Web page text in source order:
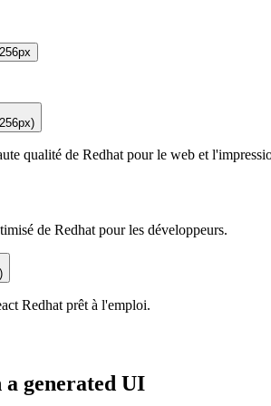
256px
256px)
qualité de Redhat pour le web et
de Redhat pour les développeurs.
Redhat prêt à l'emploi.
a generated UI